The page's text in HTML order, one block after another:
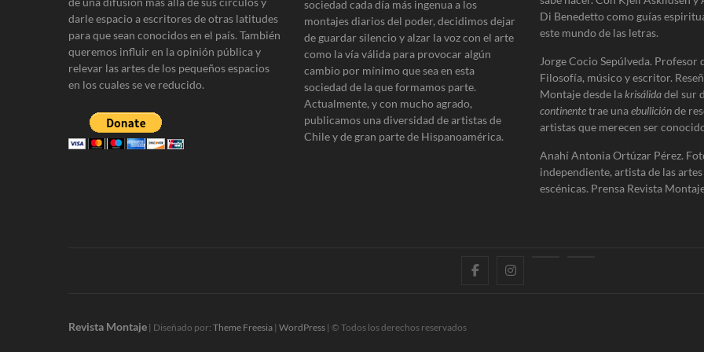
a
d
a
darle espacio a escritores de otras latitudes
para que sean conocidos en el país. También
queremos influir en la opinión pública y
relevar las artes de los pequeños espacios
en los cuales se ve reducido.
sociedad cada día más ingenua a los
montajes diarios del poder, decidimos dejar
de guardar silencio y alzar la voz con el arte
como la vía válida para provocar algún
cambio por mínimo que sea en esta
sociedad de la que formamos parte.
Actualmente, y con mucho agrado,
publicamos una diversidad de artistas de
Chile y de gran parte de Hispanoamérica.
Di Benedetto como guías
este mundo de las letras.
Jorge Cocio Sepúlveda. Profesor
Filosofía, músico y escritor.
Montaje desde lakrisálidadel sur
continentetrae unaebulliciónde
artistas que merecen ser
Anahí Antonia Ortúzar Pérez.
independiente, artista de las
escénicas. Prensa Revista
f i
Revista Montaje | Diseñado por: Theme Freesia | WordPress | © Todos los derechos reservados